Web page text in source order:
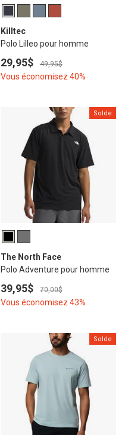
Killtec
Polo Lilleo pour homme
29,95$ 49,95$
Vous économisez 40%
Solde
The North Face
Polo Adventure pour homme
39,95$ 70,00$
Vous économisez 43%
Solde